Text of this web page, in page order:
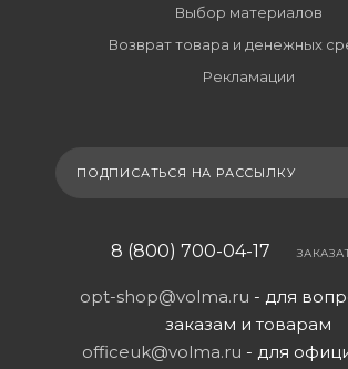
Выбор материалов
Возврат товара и денежных
Рекламации
ПОДПИСАТЬСЯ НА РАССЫЛКУ
8 (800) 700-04-17
opt-shop@volma.ru - для
заказам и товарам
officeuk@volma.ru - для